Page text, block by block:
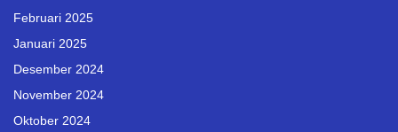
Februari 2025
Januari 2025
Desember 2024
November 2024
Oktober 2024